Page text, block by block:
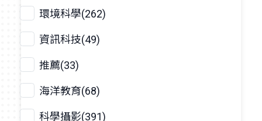
環境科學(262)
資訊科技(49)
推薦(33)
海洋教育(68)
科學攝影(391)